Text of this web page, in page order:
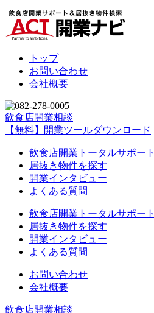
トップ
お問い合わせ
会社概要
飲食店開業相談
【無料】開業ツールダウンロード
飲食店開業トータルサポート
居抜き物件を探す
開業インタビュー
よくある質問
飲食店開業トータルサポート
居抜き物件を探す
開業インタビュー
よくある質問
お問い合わせ
会社概要
飲食店開業相談